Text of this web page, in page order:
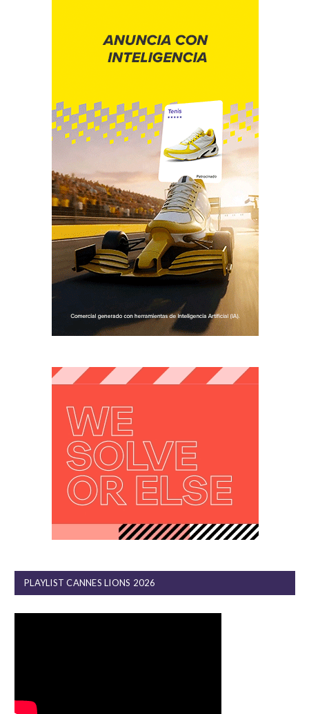
PLAYLIST CANNES LIONS 2026